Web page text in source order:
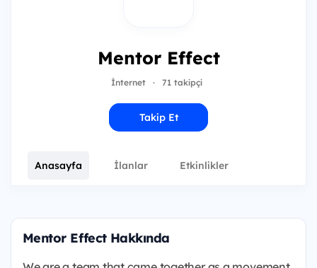
Mentor Effect
İnternet · 71 takipçi
Takip Et
Anasayfa İlanlar Etkinlikler
Mentor Effect Hakkında